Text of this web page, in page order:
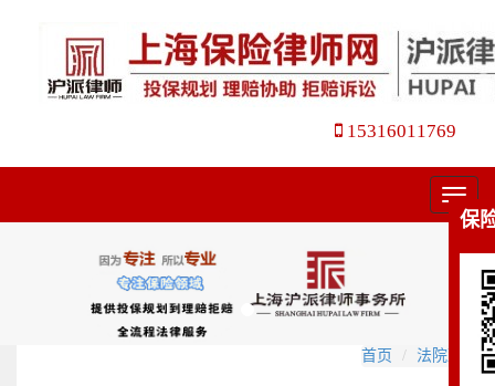
15316011769
菜
单
首页 法院观点
保